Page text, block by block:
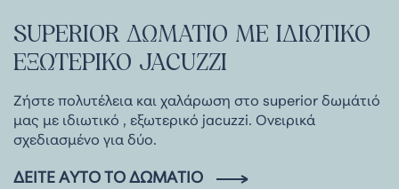
SUPERIOR ΔΩΜΑΤΙΟ ΜΕ ΙΔΙΩΤΙΚΟ
ΕΞΩΤΕΡΙΚΟ JACUZZI
Ζήστε πολυτέλεια και χαλάρωση στο superior δωμάτιό
μας με ιδιωτικό , εξωτερικό jacuzzi. Ονειρικά
σχεδιασμένο για δύο.
ΔΕΊΤΕ ΑΥΤΌ ΤΟ ΔΩΜΆΤΙΟ